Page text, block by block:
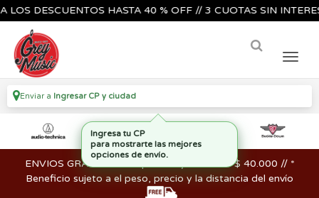
DESCUENTOS HASTA 40 % OFF // 3 CUOTAS SIN
Enviar a Ingresar CP y ciudad
ENVIOS GRATIS en compras mayores a los $ 40.000 // *
Beneficio sujeto a el peso, precio y la distancia del envío